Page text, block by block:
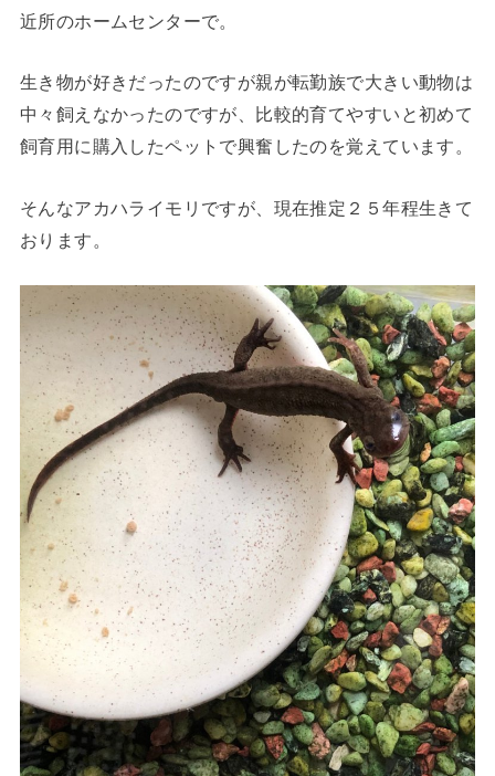
近所のホームセンターで。
生き物が好きだったのですが親が転勤族で大きい動物は
中々飼えなかったのですが、比較的育てやすいと初めて
飼育用に購入したペットで興奮したのを覚えています。
そんなアカハライモリですが、現在推定２５年程生きて
おります。